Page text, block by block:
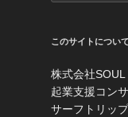
このサイトについ
株式会社
起業支援コン
サーフトリッ